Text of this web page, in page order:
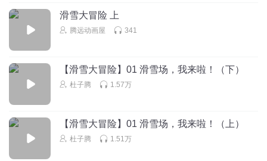
滑雪大冒险 上
腾远动画屋 341
【滑雪大冒险】01 滑雪场，我来啦！（下）
杜子腾 1.57万
【滑雪大冒险】01 滑雪场，我来啦！（上）
杜子腾 1.51万